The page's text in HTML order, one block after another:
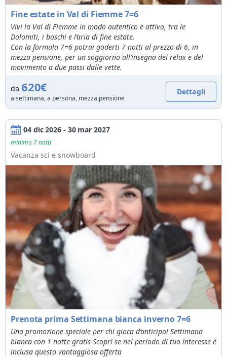
Fine estate in Val di Fiemme 7=6
Vivi la Val di Fiemme in modo autentico e attivo, tra le
Dolomiti, i boschi e l’aria di fine estate.
Con la formula 7=6 potrai goderti 7 notti al prezzo di 6, in
mezza pensione, per un soggiorno all’insegna del relax e del
movimento a due passi dalle vette.
da 620€
a settimana, a persona, mezza pensione
Dettagli
04 dic 2026 - 30 mar 2027
minimo 7 notti
Vacanza sci e snowboard
Prenota prima Settimana bianca inverno 7=6
Una promozione speciale per chi gioca d’anticipo! Settimana
bianca con 1 notte gratis Scopri se nel periodo di tuo interesse è
inclusa questa vantaggiosa offerta